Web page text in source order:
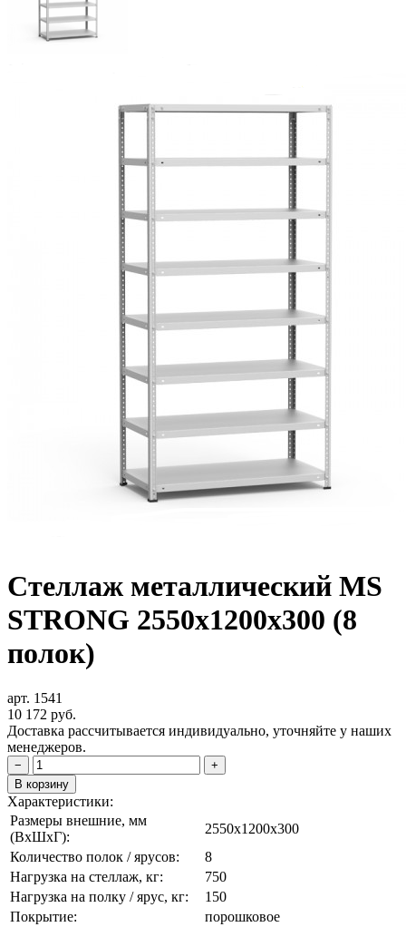
Стеллаж металлический MS
STRONG 2550x1200x300 (8
полок)
арт. 1541
10 172 руб.
Доставка рассчитывается индивидуально, уточняйте у наших
менеджеров.
−
+
В корзину
Характеристики:
Размеры внешние, мм
(ВxШxГ):
2550x1200x300
Количество полок / ярусов:
8
Нагрузка на стеллаж, кг:
750
Нагрузка на полку / ярус, кг:
150
Покрытие:
порошковое